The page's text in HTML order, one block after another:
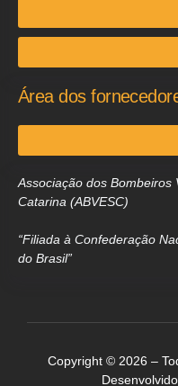
Área dos
Associação dos Bombeiros
Catarina (ABVESC)
“Filiada à Confederação
do Brasil”
Copyright © 2026 –